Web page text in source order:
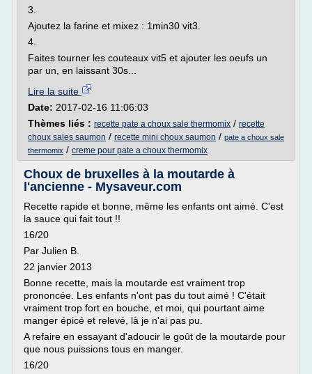
3.
Ajoutez la farine et mixez : 1min30 vit3.
4.
Faites tourner les couteaux vit5 et ajouter les oeufs un
par un, en laissant 30s...
Lire la suite
Date: 2017-02-16 11:06:03
Thèmes liés : recette pate a choux sale thermomix / recette
choux sales saumon / recette mini choux saumon / pate a choux sale
thermomix / creme pour pate a choux thermomix
Choux de bruxelles à la moutarde à
l'ancienne - Mysaveur.com
Recette rapide et bonne, même les enfants ont aimé. C'est
la sauce qui fait tout !!
16/20
Par Julien B.
22 janvier 2013
Bonne recette, mais la moutarde est vraiment trop
prononcée. Les enfants n'ont pas du tout aimé ! C'était
vraiment trop fort en bouche, et moi, qui pourtant aime
manger épicé et relevé, là je n'ai pas pu.
A refaire en essayant d'adoucir le goût de la moutarde pour
que nous puissions tous en manger.
16/20